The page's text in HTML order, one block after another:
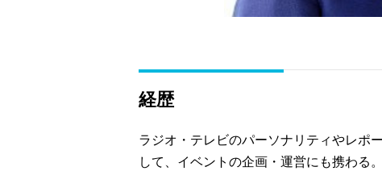
経歴
ラジオ・テレビのパーソナリティやレポ
して、イベントの企画・運営にも携わる